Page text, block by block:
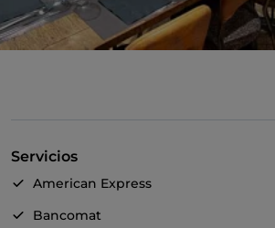
Servicios
American Express
Bancomat